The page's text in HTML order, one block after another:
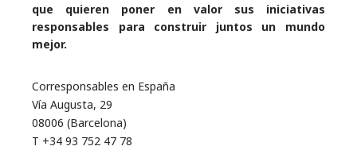
que quieren poner en valor sus iniciativas
responsables para construir juntos un mundo
mejor.
Corresponsables en España
Vía Augusta, 29
08006 (Barcelona)
T +34 93 752 47 78